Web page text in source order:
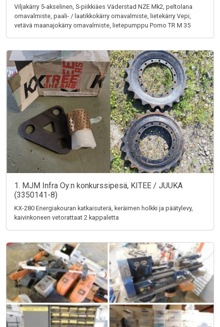
Viljakärry 5-akselinen, S-piikkiäes Väderstad NZE Mk2, peltolana
omavalmiste, paali- / laatikkokärry omavalmiste, lietekärry Vepi,
vetävä maanajokärry omavalmiste, lietepumppu Pomo TR M 35
1. MJM Infra Oy:n konkurssipesä, KITEE / JUUKA
(3350141-8)
KX-280 Energiakouran katkaisuterä, keräimen holkki ja päätylevy,
kaivinkoneen vetorattaat 2 kappaletta